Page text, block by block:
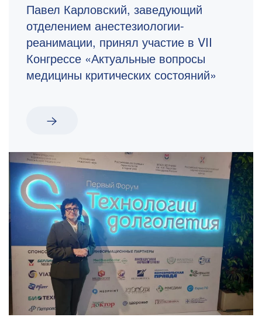
Павел Карловский, заведующий
отделением анестезиологии-
реанимации, принял участие в VII
Конгрессе «Актуальные вопросы
медицины критических состояний»